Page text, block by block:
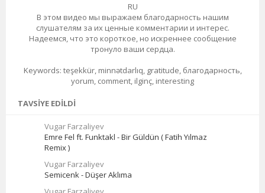
RU
В этом видео мы выражаем благодарность нашим
слушателям за их ценные комментарии и интерес.
Надеемся, что это короткое, но искреннее сообщение
тронуло ваши сердца.
Keywords: teşekkür, minnətdarlıq, gratitude, благодарность,
yorum, comment, ilginç, interesting
TAVSIYE EDILDI
Vugar Farzaliyev
Emre Fel ft. Funktakl - Bir Güldün ( Fatih Yılmaz
Remix )
Vugar Farzaliyev
Semicenk - Düşer Aklıma